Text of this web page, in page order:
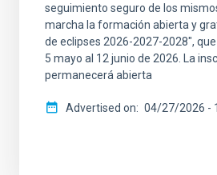
seguimiento seguro de los
marcha la formación abierta y
de eclipses 2026-2027-2028",
5 mayo al 12 junio de 2026. La
permanecerá abierta
Advertised on 04/27/2026 -